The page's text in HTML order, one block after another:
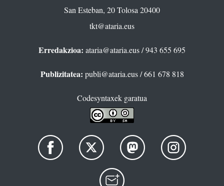
San Esteban, 20 Tolosa 20400
tkt@ataria.eus
Erredakzioa: ataria@ataria.eus/ 943 655 695
Publizitatea: publi@ataria.eus/ 661 678 818
Codesyntaxek garatua